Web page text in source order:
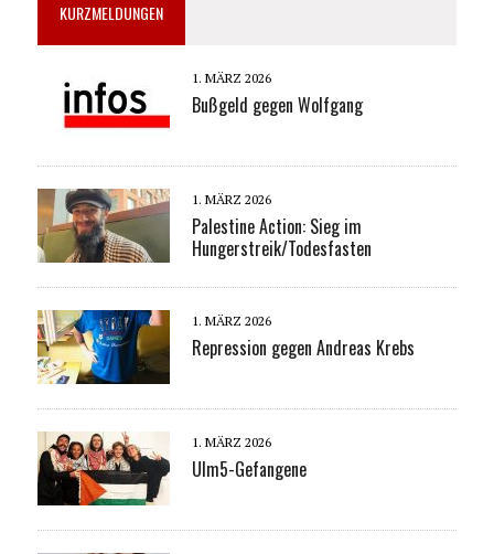
KURZMELDUNGEN
1. MÄRZ 2026
Bußgeld gegen Wolfgang
1. MÄRZ 2026
Palestine Action: Sieg im
Hungerstreik/Todesfasten
1. MÄRZ 2026
Repression gegen Andreas Krebs
1. MÄRZ 2026
Ulm5-Gefangene